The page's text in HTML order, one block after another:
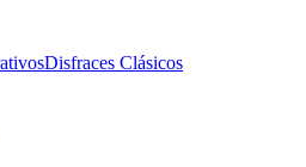
Disfraces Clásicos